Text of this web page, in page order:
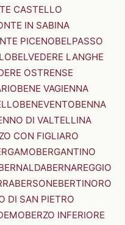
CASTELLO
IN SABINA
PICENOBELPASSO
BELVEDERE LANGHE
OSTRENSE
BENE VAGIENNA
BENEVENTOBENNA
DI VALTELLINA
CON FIGLIARO
BERGANTINO
BERNAREGGIO
BERSONEBERTINORO
DI SAN PIETRO
BERZO INFERIORE